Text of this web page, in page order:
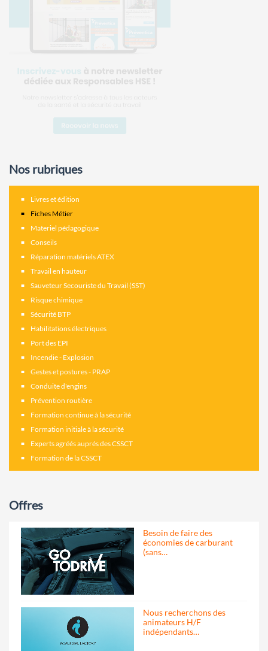
Nos rubriques
Livres et édition
Fiches Métier
Materiel pédagogique
Conseils
Réparation matériels ATEX
Travail en hauteur
Sauveteur Secouriste du Travail (SST)
Risque chimique
Sécurité BTP
Habilitations électriques
Port des EPI
Incendie - Explosion
Gestes et postures - PRAP
Conduite d'engins
Prévention routière
Formation continue à la sécurité
Formation initiale à la sécurité
Experts agréés auprés des CSSCT
Formation de la CSSCT
Offres
Besoin de faire des
économies de carburant
(sans…
Nous recherchons des
animateurs H/F
indépendants…